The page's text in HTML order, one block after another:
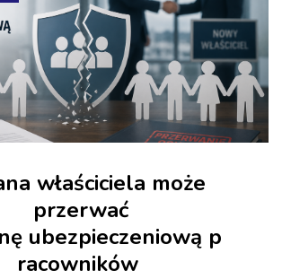
właściciela może
przerwać
ubezpieczeniową p
racowników